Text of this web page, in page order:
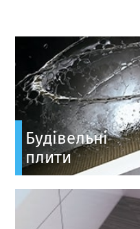
Будівельні
плити